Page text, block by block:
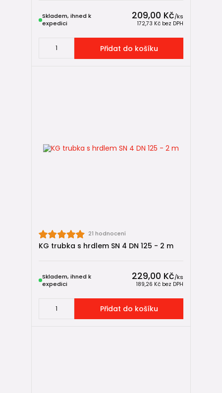
209,00 Kč/ks
172,73 Kč bez DPH
Skladem, ihned k
expedici
Přidat do košíku
21 hodnocení
KG trubka s hrdlem SN 4 DN 125 - 2 m
229,00 Kč/ks
189,26 Kč bez DPH
Skladem, ihned k
expedici
Přidat do košíku